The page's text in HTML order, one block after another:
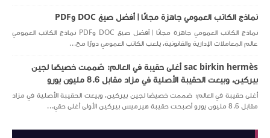
نماذج الكاتب العمومي جاهزة مجانًا | أفضل صيغ DOC وPDF
نماذج الكاتب العمومي جاهزة مجانًا | أفضل صيغ DOC وPDF نماذج الكاتب العمومي
عالم المعاملات الإدارية والقانونية، يلعب الكاتب العمومي دورًا مح...
sac birkin hermès أغلى حقيبة في العالم: صُممت خصيصًا لجين
بيركين، وبيعت الحقيبة الأصلية في مزاد مقابل 8.6 مليون يورو
أغلى حقيبة في العالم: صُممت خصيصًا لجين بيركين، وبيعت الحقيبة الأصلية في مزاد
مقابل 8.6 مليون يورو أصبحت حقيبة هيرميس بيركين الأولى أغلى حقي...